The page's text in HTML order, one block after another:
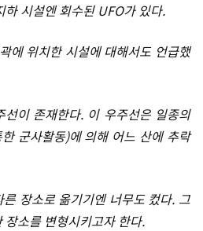
하 시설엔 회수된 UFO가 있다.
에 위치한 시설에 대해서도 언급했
이 존재한다. 이 우주선은 일종의
군사활동)에 의해 어느 산에 추락
장소로 옮기기엔 너무도 컸다. 그
소를 변형시키고자 한다.